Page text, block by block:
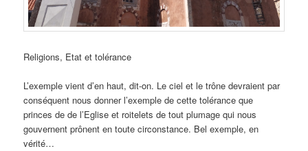
Religions, Etat et tolérance
L’exemple vient d’en haut, dit-on. Le ciel et le trône devraient par
conséquent nous donner l’exemple de cette tolérance que
princes de de l’Eglise et roitelets de tout plumage qui nous
gouvernent prônent en toute circonstance. Bel exemple, en
vérité…